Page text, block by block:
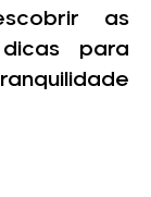
as
para